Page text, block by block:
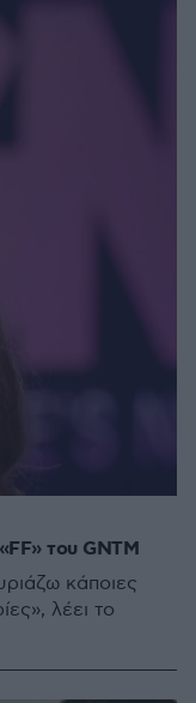
του GNTM
κάποιες
λέει το